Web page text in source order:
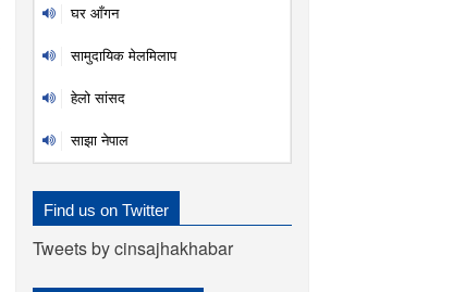
घर आँगन
सामुदायिक मेलमिलाप
हेलो सांसद
साझा नेपाल
Find us on Twitter
Tweets by cinsajhakhabar